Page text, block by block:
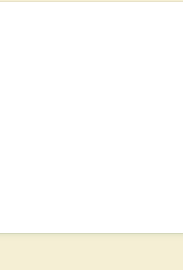
Langdurige cursussen